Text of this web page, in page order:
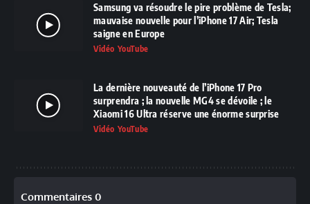
Samsung va résoudre le pire problème de Tesla;
mauvaise nouvelle pour l’iPhone 17 Air; Tesla
saigne en Europe
Vidéo YouTube
La dernière nouveauté de l’iPhone 17 Pro
surprendra ; la nouvelle MG4 se dévoile ; le
Xiaomi 16 Ultra réserve une énorme surprise
Vidéo YouTube
Commentaires 0